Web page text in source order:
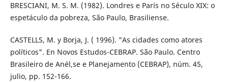
BRESCIANI, M. S. M. (1982). Londres e París no Século XIX: o
espetáculo da pobreza, São Paulo, Brasiliense.
CASTELLS, M. y Borja, J. ( 1996). "As cidades como atores
políticos". En Novos Estudos-CEBRAP. São Paulo. Centro
Brasileiro de Anél,se e Planejamento (CEBRAP), núm. 45,
julio, pp. 152-166.